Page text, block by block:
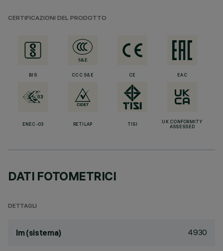
CERTIFICAZIONI DEL PRODOTTO
BIS CCC S&E CE EAC
ENEC-03 RETILAP TISI
UK CONFORMITY
ASSESSED
DATI FOTOMETRICI
DETTAGLI
lm (sistema) 4930